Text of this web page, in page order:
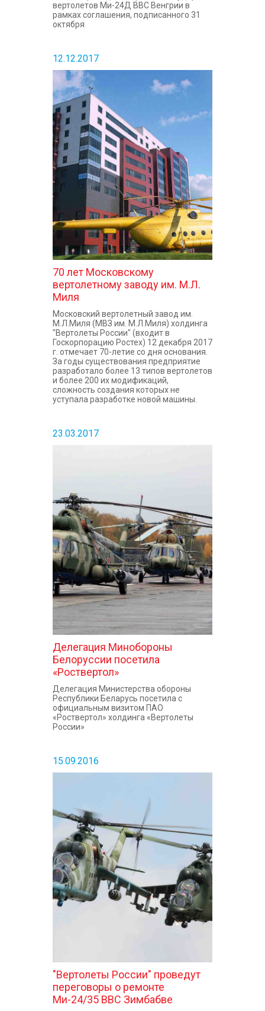
вертолетов Ми-24Д ВВС Венгрии в
рамках соглашения, подписанного 31
октября
12.12.2017
70 лет Московскому
вертолетному заводу им. М.Л.
Миля
Московский вертолетный завод им.
М.Л.Миля (МВЗ им. М.Л.Миля) холдинга
"Вертолеты России" (входит в
Госкорпорацию Ростех) 12 декабря 2017
г. отмечает 70-летие со дня основания.
За годы существования предприятие
разработало более 13 типов вертолетов
и более 200 их модификаций,
сложность создания которых не
уступала разработке новой машины.
23.03.2017
Делегация Минобороны
Белоруссии посетила
«Роствертол»
Делегация Министерства обороны
Республики Беларусь посетила с
официальным визитом ПАО
«Роствертол» холдинга «Вертолеты
России»
15.09.2016
"Вертолеты России" проведут
переговоры о ремонте
Ми-24/35 ВВС Зимбабве